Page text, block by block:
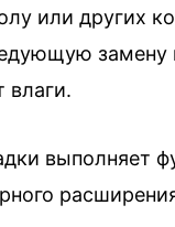
или других
замену
влаги.
выполняет